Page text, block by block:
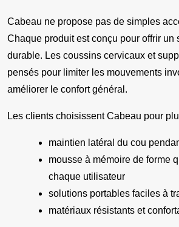
Cabeau ne propose pas de simples
Chaque produit est conçu pour offrir un
durable. Les coussins cervicaux et
pensés pour limiter les mouvements
améliorer le confort général.
Les clients choisissent Cabeau pour
maintien latéral du cou
mousse à mémoire de forme
chaque utilisateur
solutions portables faciles à
matériaux résistants et